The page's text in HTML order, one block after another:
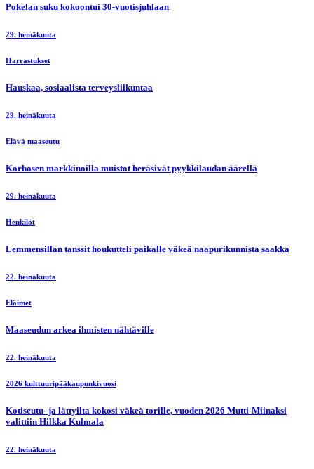
Pokelan suku kokoontui 30-vuotisjuhlaan
29. heinäkuuta
Harrastukset
Hauskaa, sosiaalista terveysliikuntaa
29. heinäkuuta
Elävä maaseutu
Korhosen markkinoilla muistot heräsivät pyykkilaudan äärellä
29. heinäkuuta
Henkilöt
Lemmensillan tanssit houkutteli paikalle väkeä naapurikunnista saakka
22. heinäkuuta
Eläimet
Maaseudun arkea ihmisten nähtäville
22. heinäkuuta
2026 kulttuuripääkaupunkivuosi
Kotiseutu- ja lättyilta kokosi väkeä torille, vuoden 2026 Mutti-Miinaksi
valittiin Hilkka Kulmala
22. heinäkuuta